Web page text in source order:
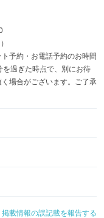
予約・お電話予約のお時間
過ぎた時点で、別にお待
場合がございます。ご了承
掲載情報の誤記載を報告する